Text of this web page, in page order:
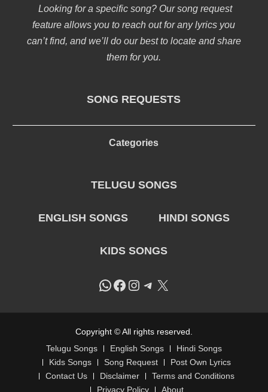
Looking for a specific song? Our song request
feature allows you to reach out for any lyrics you
can’t find, and we’ll do our best to locate and share
them for you.
SONG REQUESTS
Categories
TELUGU SONGS
ENGLISH SONGS HINDI SONGS
KIDS SONGS
WhatsApp
Facebook
Instagram
Telegram
X
Copyright © All rights reserved.
Telugu Songs
English Songs
Hindi Songs
Kids Songs
Song Request
Post Own Lyrics
Contact Us
Disclaimer
Terms and Conditions
Privacy Policy
About